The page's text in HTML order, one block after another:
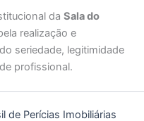
da Sala do
realização e
seriedade, legitimidade
profissional.
de Perícias Imobiliárias